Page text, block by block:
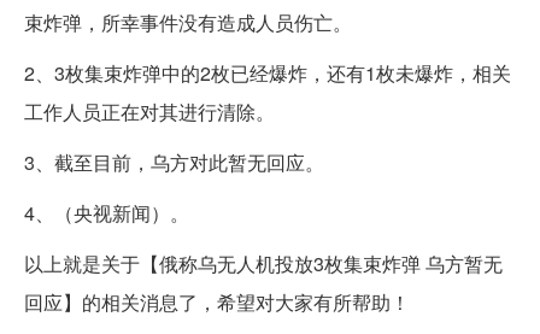
束炸弹，所幸事件没有造成人员伤亡。
2、3枚集束炸弹中的2枚已经爆炸，还有1枚未爆炸，相关
工作人员正在对其进行清除。
3、截至目前，乌方对此暂无回应。
4、（央视新闻）。
以上就是关于【俄称乌无人机投放3枚集束炸弹 乌方暂无
回应】的相关消息了，希望对大家有所帮助！